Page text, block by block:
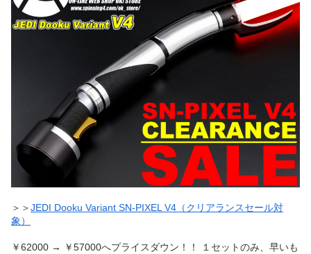
＞＞JEDI Dooku Variant SN-PIXEL V4（クリアランスセール対
象）
￥62000 → ￥57000へプライスダウン！！ １セットのみ、早いも